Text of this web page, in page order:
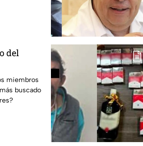
del
miembros
buscado